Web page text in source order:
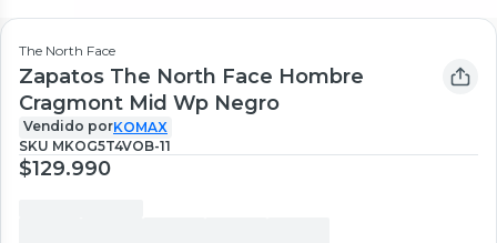
The North Face
Zapatos The North Face Hombre
Cragmont Mid Wp Negro
Vendido porKOMAX
SKU MKOG5T4VOB-11
$129.990